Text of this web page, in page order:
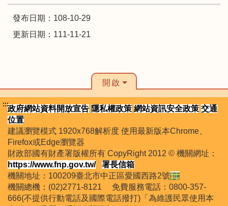
發布日期：108-10-29
更新日期：111-11-21
開啟
:::政府網站資料開放宣告 隱私權政策 網站資訊安全政策 交通
位置
建議瀏覽模式 1920x768解析度 使用最新版本Chrome、
Firefox或Edge瀏覽器
財政部國有財產署版權所有 CopyRight 2012 © 機關網址：
https://www.fnp.gov.tw/
署長信箱
機關地址：100209臺北市中正區愛國西路2號
機關總機：(02)2771-8121 免費服務電話：0800-357-
666(不提供行動電話及國際電話撥打)「為維護民眾使用本